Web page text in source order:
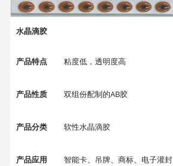
水晶滴胶
产品特点 粘度低，透明度高
产品性质 双组份配制的AB胶
产品分类 软性水晶滴胶
产品应用 智能卡、吊牌、商标、电子灌封